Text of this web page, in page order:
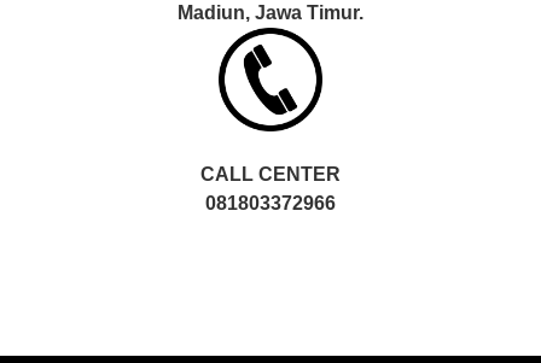
Madiun, Jawa Timur.
CALL CENTER
081803372966